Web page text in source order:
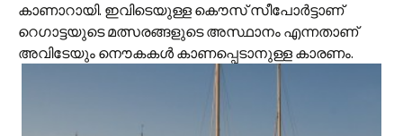
കാണാറായി. ഇവിടെയുള്ള കൌസ് സീപോര്‍ട്ടാണ്
റെഗാട്ടയുടെ മത്സരങ്ങളുടെ അസ്ഥാനം എന്നതാണ്
അവിടേയും നൌകകള്‍ കാണപ്പെടാനുള്ള‍ കാരണം.